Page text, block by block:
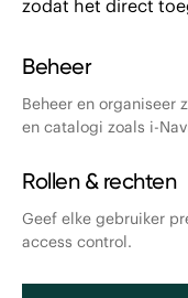
zodat het direct
Beheer
Beheer en organiseer
en catalogi zoals i-
Rollen & rechten
Geef elke gebruiker
access control.